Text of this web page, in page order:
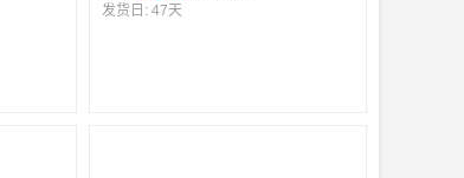
发货日:47天